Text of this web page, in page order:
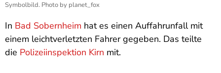
Symbolbild. Photo by planet_fox
In Bad Sobernheim hat es einen Auffahrunfall mit
einem leichtverletzten Fahrer gegeben. Das teilte
die Polizeiinspektion Kirn mit.